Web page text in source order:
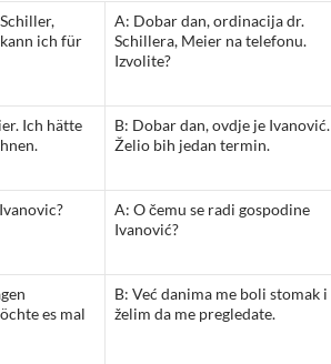
ich für
A: Dobar dan, ordinacija dr.
Schillera, Meier na telefonu.
Izvolite?
Ich hätte
B: Dobar dan, ovdje je Ivanović.
Želio bih jedan termin.
A: O čemu se radi gospodine
Ivanović?
es mal
B: Već danima me boli stomak i
želim da me pregledate.